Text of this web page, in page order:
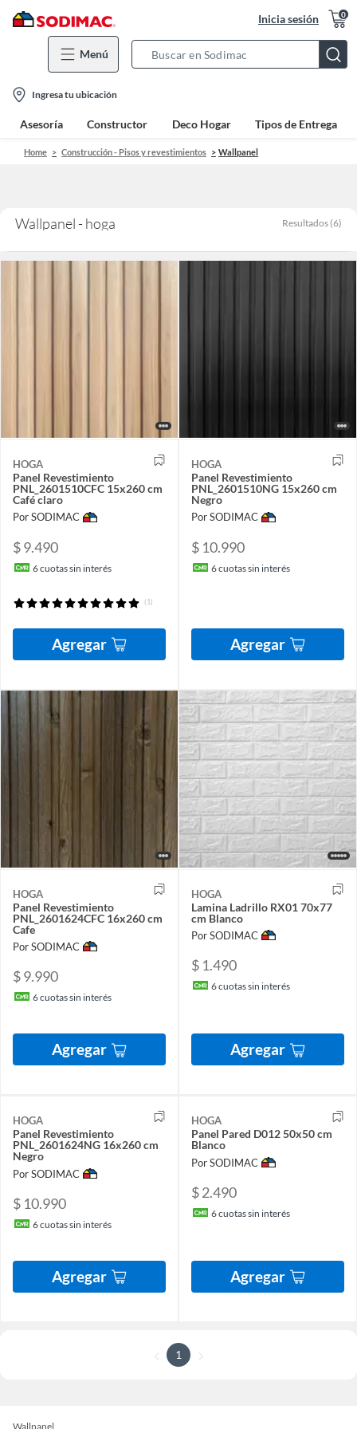
Inicia sesión 0
Menú
Bar
location-
icon
Ingresa tu ubicación
Asesoría Constructor Deco Hogar Tipos de Entrega
Home Construcción - Pisos y revestimientos Wallpanel
Wallpanel - hoga Resultados (6)
HOGA
Panel Revestimiento
PNL_2601510CFC 15x260 cm
Café claro
Por SODIMAC
$ 9.490
6cuotas sin interés
(1)
Agregar
HOGA
Panel Revestimiento
PNL_2601510NG 15x260 cm
Negro
Por SODIMAC
$ 10.990
6cuotas sin interés
Agregar
HOGA
Panel Revestimiento
PNL_2601624CFC 16x260 cm
Cafe
Por SODIMAC
$ 9.990
6cuotas sin interés
Agregar
HOGA
Lamina Ladrillo RX01 70x77
cm Blanco
Por SODIMAC
$ 1.490
6cuotas sin interés
Agregar
HOGA
Panel Revestimiento
PNL_2601624NG 16x260 cm
Negro
Por SODIMAC
$ 10.990
6cuotas sin interés
Agregar
HOGA
Panel Pared D012 50x50 cm
Blanco
Por SODIMAC
$ 2.490
6cuotas sin interés
Agregar
1
Wallpanel